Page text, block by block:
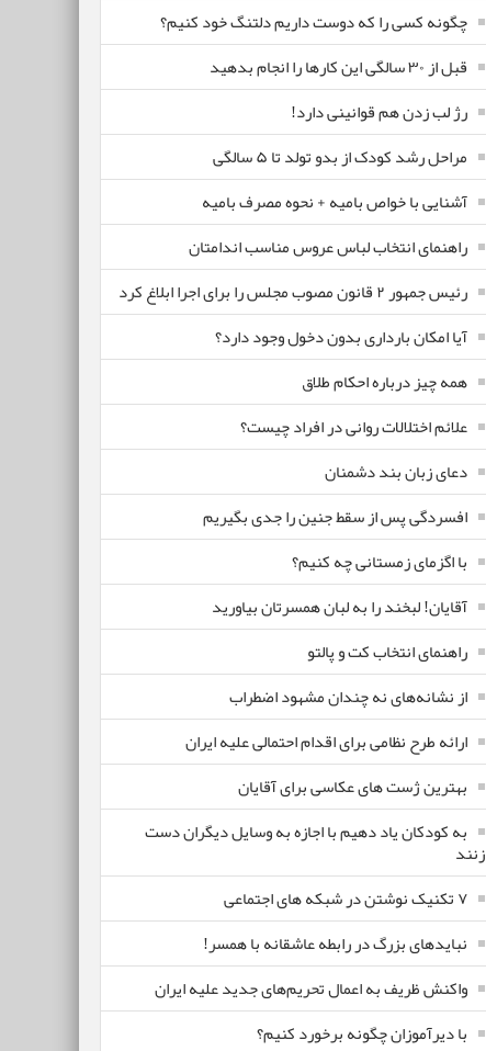
چگونه کسی را که دوست داریم دلتنگ خود کنیم؟
قبل از ۳۰ سالگی این کارها را انجام بدهید
رژ لب زدن هم قوانینی دارد!
مراحل رشد کودک از بدو تولد تا ۵ سالگی
آشنایی با خواص بامیه + نحوه مصرف بامیه
راهنمای انتخاب لباس عروس مناسب اندامتان
رئیس جمهور ۲ قانون مصوب مجلس را برای اجرا ابلاغ کرد
آیا امکان بارداری بدون دخول وجود دارد؟
همه چیز درباره احکام طلاق
علائم اختلالات روانی در افراد چیست؟
دعای زبان بند دشمنان
افسردگی پس از سقط جنین را جدی بگیریم
با اگزمای زمستانی چه کنیم؟
آقایان! لبخند را به لبان همسرتان بیاورید
راهنمای انتخاب کت و پالتو
از نشانه‌های نه چندان مشهود اضطراب
ارائه طرح نظامی برای اقدام احتمالی علیه ایران
بهترین ژست های عکاسی برای آقایان
به کودکان یاد دهیم با اجازه به وسایل دیگران دست
زنند
۷ تکنیک نوشتن در شبکه های اجتماعی
نبایدهای بزرگ در رابطه عاشقانه با همسر!
واکنش ظریف به اعمال تحریم‌های جدید علیه ایران
با دیرآموزان چگونه برخورد کنیم؟